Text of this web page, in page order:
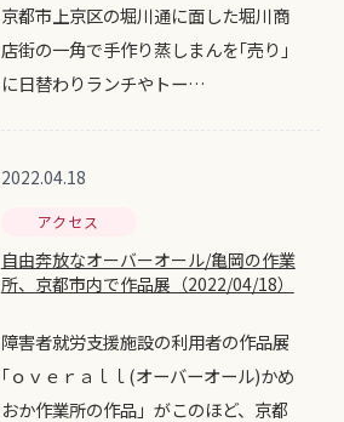
京都市上京区の堀川通に面した堀川商
店街の一角で手作り蒸しまんを｢売り｣
に日替わりランチやトー…
2022.04.18
アクセス
自由奔放なオーバーオール/亀岡の作業
所、京都市内で作品展（2022/04/18）
障害者就労支援施設の利用者の作品展
｢ｏｖｅｒａｌｌ(オーバーオール)かめ
おか作業所の作品」がこのほど、京都